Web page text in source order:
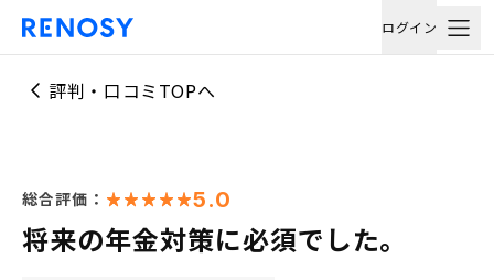
ログイン
評判・口コミTOPへ
総合評価： 5.0
将来の年金対策に必須でした。